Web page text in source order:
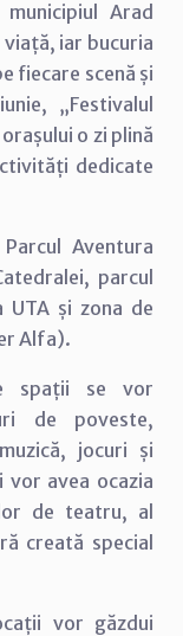
Arad
iar bucuria
fiecare scenă și
„Festivalul
o zi plină
dedicate
Aventura
parcul
și zona de
Alfa).
spații se vor
de poveste,
jocuri și
avea ocazia
de teatru, al
creată special
vor găzdui